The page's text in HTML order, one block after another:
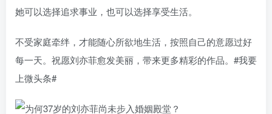
她可以选择追求事业，也可以选择享受生活。
不受家庭牵绊，才能随心所欲地生活，按照自己的意愿过好
每一天。祝愿刘亦菲愈发美丽，带来更多精彩的作品。#我要
上微头条#